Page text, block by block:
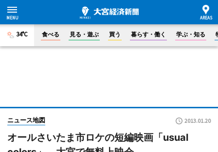
34°C 食べる 見る・遊ぶ 買う 暮らす・働く 学ぶ・知る
ニュース地図 2013.01.20
オールさいたま市ロケの短編映画「usual